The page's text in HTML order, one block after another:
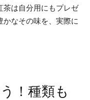
茶は自分用にもプレゼ
なその味を、実際に
！種類も